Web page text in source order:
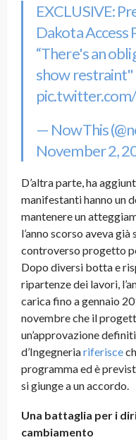
EXCLUSIVE:
Dakota Access
“There's an
show restraint"
— NowThis
November 2,
D’altra parte, ha
manifestanti hanno un
mantenere un
l’anno scorso aveva
controverso progetto
Dopo diversi botta e
ripartenze dei lavori,
carica fino a gennaio
novembre che il
un’approvazione
d’Ingegneriariferisce
programma ed è
si giunge a un accordo.
Una battaglia per i
cambiamento